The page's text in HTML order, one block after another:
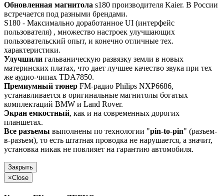
Обновленная магнитола s180 производителя Kaier. В России
встречается под разными брендами.
S180 - Максимально доработанное UI (интерфейс
пользователя) , множество настроек улучшающих
пользовательский опыт, и конечно отличные тех.
характеристики.
Улучшили гальваническую развязку земли в новых
материнских платах, что дает лучшее качество звука при тех
же аудио-чипах TDA7850.
Премиумный тюнер FM-радио Philips NXP6686,
устанавливается в оригинальные магнитолы богатых
комплектаций BMW и Land Rover.
Экран емкостный, как и на современных дорогих
планшетах.
Все разъемы выполнены по технологии "pin-to-pin" (разъем-
в-разъем), то есть штатная проводка не нарушается, а значит,
установка никак не повлияет на гарантию автомобиля.
Закрыть
×Close